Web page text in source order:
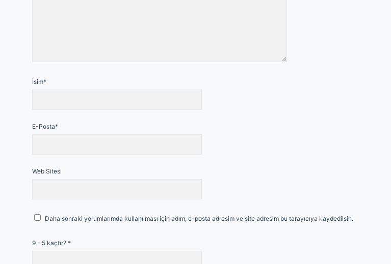
İsim*
E-Posta*
Web Sitesi
Daha sonraki yorumlarımda kullanılması için adım, e-posta adresim ve site adresim bu tarayıcıya kaydedilsin.
9 - 5 kaçtır? *